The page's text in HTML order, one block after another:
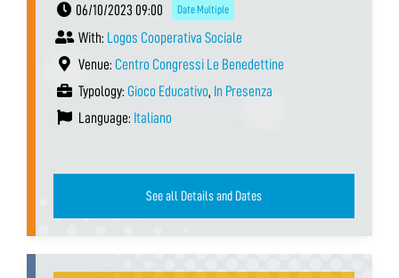
06/10/2023 09:00
Date Multiple
With: Logos Cooperativa Sociale
Venue: Centro Congressi Le Benedettine
Typology: Gioco Educativo, In Presenza
Language: Italiano
See all Details and Dates